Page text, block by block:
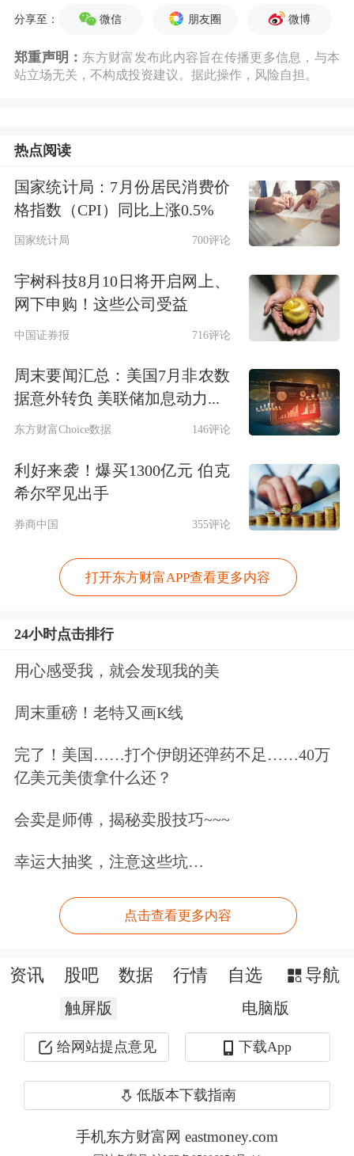
产、软件开发
、数据应用及服务，产品
和服务主要用于环境监测、气象观测等
领域；而成立于2020年的上海星思半导
星智能手机原型机、低轨卫星通信终
端、卫星物联终端、卫星联测终端等产
品上，双方主营业务相关性较弱。
追溯至2023年。2023年12月29日，蓝盾
光电宣布以1.8亿元自有资金参与上海
5%股权。按相应比例换算，上海星思
半导体投后估值约36亿元，增值率高达
度，上海星思半导体却连续亏损，合计
亏损超过8亿元。
这项高溢价的跨界投资随即引来交易所
关注。
2024年1月2日，深交所向蓝盾光电下发
关注函，要求说明该项融资的筹划过
程、关键决策环节及参与人员，并要求
核查公司董监高、持股5%以上股东及
其直系亲属在前6个月是否买卖公司股
票，是否存在内幕交易嫌疑，未来6个
信息知情人名单。
事实上，2023年12月21日，蓝盾光电控
徽高新金通安益二期创业投资基金（有
限合伙）（下称“金通安益二期”）等通
过协议转让方式合计套现2.21亿元，转
让价高达33.55元/股，占公司总股本
5%。2024年1月8日，袁永刚及一致行
动人又披露拟减持不超过3%股份的计
分享至： 微信 朋友圈 微博
郑重声明： 东方财富发布此内容旨在传播更多信息，与本
站立场无关，不构成投资建议。据此操作，风险自担。
热点阅读
国家统计局：7月份居民消费价
格指数（CPI）同比上涨0.5%
国家统计局 700评论
宇树科技8月10日将开启网上、
网下申购！这些公司受益
中国证券报 716评论
周末要闻汇总：美国7月非农数
据意外转负 美联储加息动力...
东方财富Choice数据 146评论
利好来袭！爆买1300亿元 伯克
希尔罕见出手
券商中国 355评论
打开东方财富APP查看更多内容
24小时点击排行
用心感受我，就会发现我的美
周末重磅！老特又画K线
完了！美国……打个伊朗还弹药不足……40万
亿美元美债拿什么还？
会卖是师傅，揭秘卖股技巧~~~
幸运大抽奖，注意这些坑…
点击查看更多内容
资讯 股吧 数据 行情 自选 导航
触屏版 电脑版
给网站提点意见 下载App
低版本下载指南
手机东方财富网 eastmoney.com